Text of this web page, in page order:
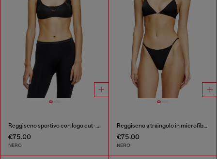
Reggiseno sportivo con logo cut-out
€75.00
NERO
Reggiseno a traingolo in microfibra con Oval D
€75.00
NERO